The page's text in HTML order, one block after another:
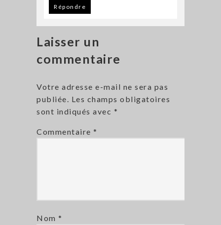
Répondre
Laisser un
commentaire
Votre adresse e-mail ne sera pas
publiée. Les champs obligatoires
sont indiqués avec *
Commentaire *
Nom *